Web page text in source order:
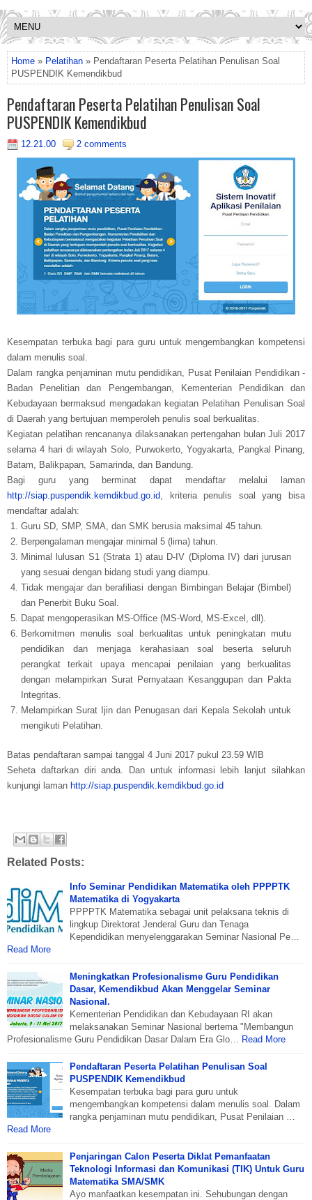
Home » Pelatihan » Pendaftaran Peserta Pelatihan Penulisan Soal
PUSPENDIK Kemendikbud
Pendaftaran Peserta Pelatihan Penulisan Soal
PUSPENDIK Kemendikbud
12.21.00 2 comments
Kesempatan terbuka bagi para guru untuk mengembangkan kompetensi
dalam menulis soal.
Dalam rangka penjaminan mutu pendidikan, Pusat Penilaian Pendidikan -
Badan Penelitian dan Pengembangan, Kementerian Pendidikan dan
Kebudayaan bermaksud mengadakan kegiatan Pelatihan Penulisan Soal
di Daerah yang bertujuan memperoleh penulis soal berkualitas.
Kegiatan pelatihan rencananya dilaksanakan pertengahan bulan Juli 2017
selama 4 hari di wilayah Solo, Purwokerto, Yogyakarta, Pangkal Pinang,
Batam, Balikpapan, Samarinda, dan Bandung.
Bagi guru yang berminat dapat mendaftar melalui laman
http://siap.puspendik.kemdikbud.go.id, kriteria penulis soal yang bisa
mendaftar adalah:
Guru SD, SMP, SMA, dan SMK berusia maksimal 45 tahun.
Berpengalaman mengajar minimal 5 (lima) tahun.
Minimal lulusan S1 (Strata 1) atau D-IV (Diploma IV) dari jurusan
yang sesuai dengan bidang studi yang diampu.
Tidak mengajar dan berafiliasi dengan Bimbingan Belajar (Bimbel)
dan Penerbit Buku Soal.
Dapat mengoperasikan MS-Office (MS-Word, MS-Excel, dll).
Berkomitmen menulis soal berkualitas untuk peningkatan mutu
pendidikan dan menjaga kerahasiaan soal beserta seluruh
perangkat terkait upaya mencapai penilaian yang berkualitas
dengan melampirkan Surat Pernyataan Kesanggupan dan Pakta
Integritas.
Melampirkan Surat Ijin dan Penugasan dari Kepala Sekolah untuk
mengikuti Pelatihan.
Batas pendaftaran sampai tanggal 4 Juni 2017 pukul 23.59 WIB
Seheta daftarkan diri anda. Dan untuk informasi lebih lanjut silahkan
kunjungi laman http://siap.puspendik.kemdikbud.go.id
Related Posts:
Info Seminar Pendidikan Matematika oleh PPPPTK
Matematika di Yogyakarta
PPPPTK Matematika sebagai unit pelaksana teknis di
lingkup Direktorat Jenderal Guru dan Tenaga
Kependidikan menyelenggarakan Seminar Nasional Pe…
Read More
Meningkatkan Profesionalisme Guru Pendidikan
Dasar, Kemendikbud Akan Menggelar Seminar
Nasional.
Kementerian Pendidikan dan Kebudayaan RI akan
melaksanakan Seminar Nasional bertema "Membangun
Profesionalisme Guru Pendidikan Dasar Dalam Era Glo…
Read More
Pendaftaran Peserta Pelatihan Penulisan Soal
PUSPENDIK Kemendikbud
Kesempatan terbuka bagi para guru untuk
mengembangkan kompetensi dalam menulis soal. Dalam
rangka penjaminan mutu pendidikan, Pusat Penilaian …
Read More
Penjaringan Calon Peserta Diklat Pemanfaatan
Teknologi Informasi dan Komunikasi (TIK) Untuk Guru
Matematika SMA/SMK
Ayo manfaatkan kesempatan ini. Sehubungan dengan